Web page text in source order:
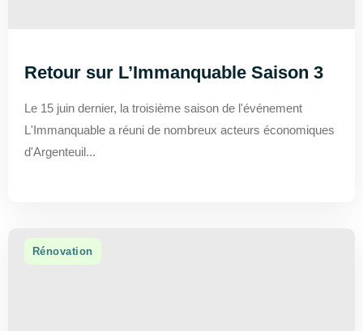
Retour sur L’Immanquable Saison 3
Le 15 juin dernier, la troisième saison de l'événement
L'Immanquable a réuni de nombreux acteurs économiques
d'Argenteuil...
Rénovation